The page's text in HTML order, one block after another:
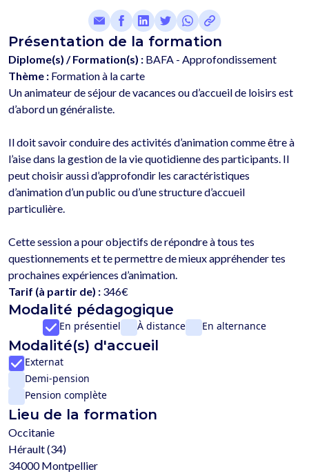
Présentation de la formation
Diplome(s) / Formation(s) : BAFA - Approfondissement
Thème : Formation à la carte
Un animateur de séjour de vacances ou d’accueil de loisirs est
d’abord un généraliste.
Il doit savoir conduire des activités d’animation comme être à
l’aise dans la gestion de la vie quotidienne des participants. Il
peut choisir aussi d’approfondir les caractéristiques
d’animation d’un public ou d’une structure d’accueil
particulière.
Cette session a pour objectifs de répondre à tous tes
questionnements et te permettre de mieux appréhender tes
Tarif (à partir de) : 346€
Modalité pédagogique
En présentiel À distance En alternance
Modalité(s) d'accueil
Externat
Demi-pension
Pension complète
Lieu de la formation
Occitanie
Hérault (34)
34000 Montpellier